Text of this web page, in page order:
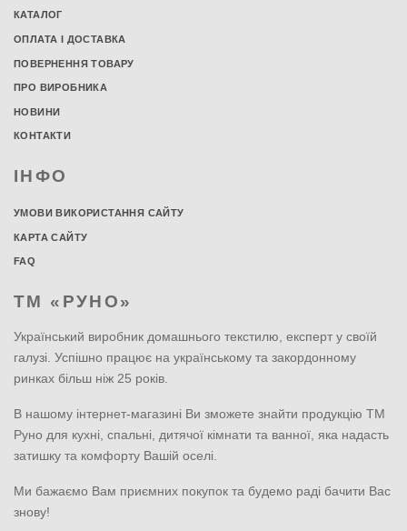
КАТАЛОГ
ОПЛАТА І ДОСТАВКА
ПОВЕРНЕННЯ ТОВАРУ
ПРО ВИРОБНИКА
НОВИНИ
КОНТАКТИ
ІНФО
УМОВИ ВИКОРИСТАННЯ САЙТУ
КАРТА САЙТУ
FAQ
ТМ «РУНО»
Український виробник домашнього текстилю, експерт у своїй
галузі. Успішно працює на українському та закордонному
ринках більш ніж 25 років.
В нашому інтернет-магазині Ви зможете знайти продукцію ТМ
Руно для кухні, спальні, дитячої кімнати та ванної, яка надасть
затишку та комфорту Вашій оселі.
Ми бажаємо Вам приємних покупок та будемо раді бачити Вас
знову!